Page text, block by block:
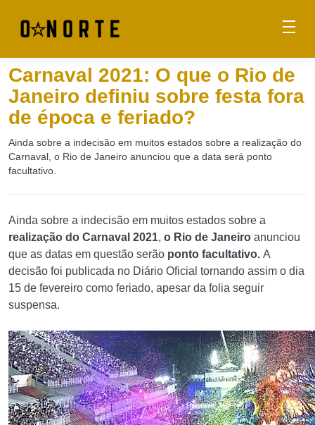
Carnaval 2021: O que o Rio de
Janeiro definiu sobre festa fora
de época e feriado?
Ainda sobre a indecisão em muitos estados sobre a realização do
Carnaval, o Rio de Janeiro anunciou que a data será ponto
facultativo.
Ainda sobre a indecisão em muitos estados sobre a
realização do Carnaval 2021, o Rio de Janeiro anunciou
que as datas em questão serão ponto facultativo. A
decisão foi publicada no Diário Oficial tornando assim o dia
15 de fevereiro como feriado, apesar da folia seguir
suspensa.